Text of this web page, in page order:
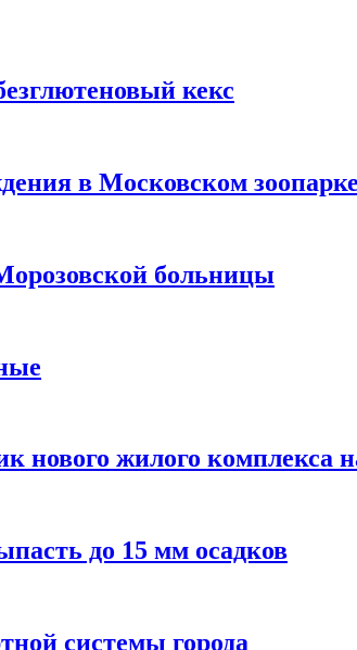
кекс
в Московском зоопарке
больницы
нового жилого комплекса
до 15 мм осадков
системы города